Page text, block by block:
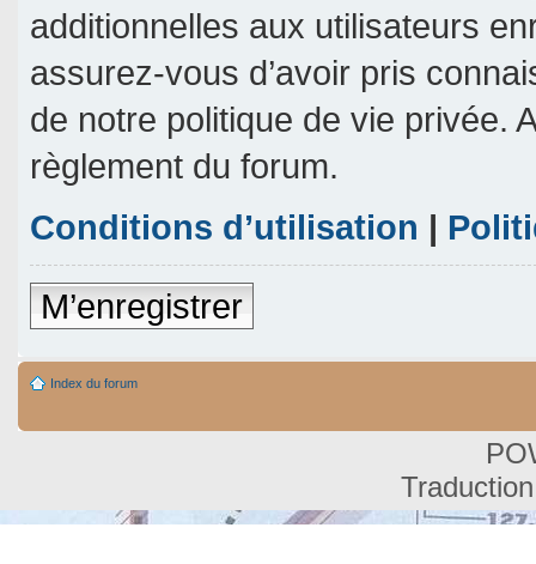
additionnelles aux utilisateurs
assurez-vous d’avoir pris
de notre politique de vie privée.
règlement du forum.
Conditions d’utilisation |
M’enregistrer
Index du forum